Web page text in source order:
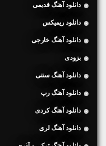
دانلود آهنگ قدیمی
دانلود ریمیکس
دانلود آهنگ خارجی
بزودی
دانلود آهنگ سنتی
دانلود آهنگ رپ
دانلود آهنگ کردی
دانلود آهنگ لری